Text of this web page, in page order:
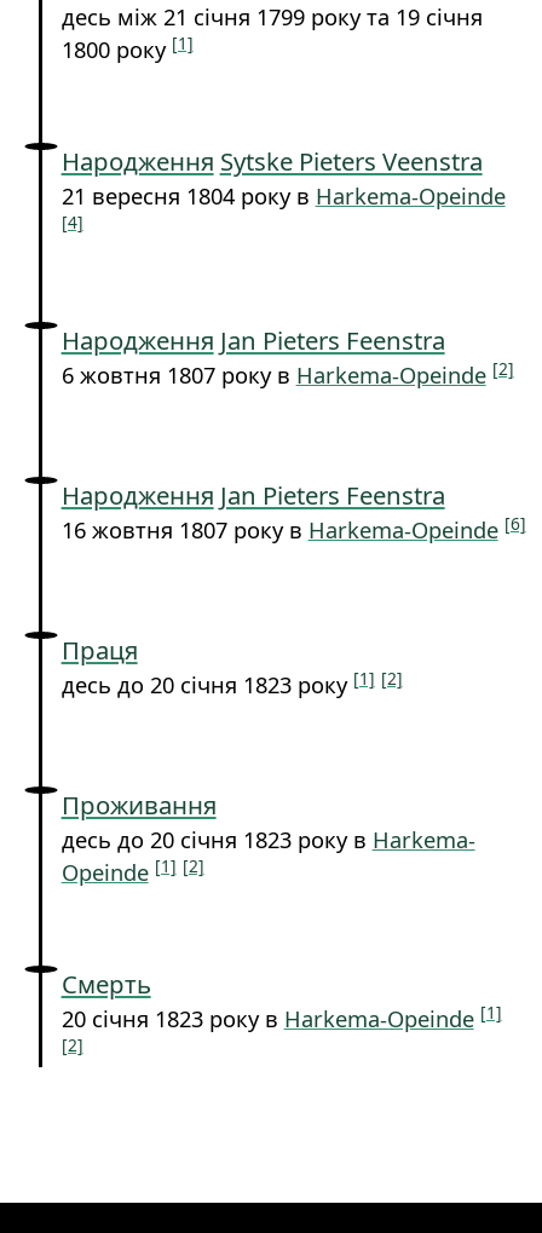
десь між 21 січня 1799 року та 19 січня
1800 року [1]
Народження Sytske Pieters Veenstra
21 вересня 1804 року в Harkema-Opeinde
[4]
Народження Jan Pieters Feenstra
6 жовтня 1807 року в Harkema-Opeinde [2]
Народження Jan Pieters Feenstra
16 жовтня 1807 року в Harkema-Opeinde [6]
Праця
десь до 20 січня 1823 року [1] [2]
Проживання
десь до 20 січня 1823 року в Harkema-
Opeinde [1] [2]
Смерть
20 січня 1823 року в Harkema-Opeinde [1]
[2]